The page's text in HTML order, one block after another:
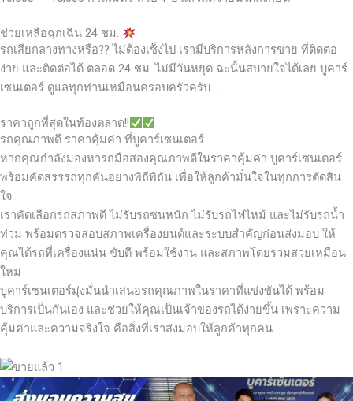
ช่วยเหลือฉุกเฉิน 24 ชม.
รถเสียกลางทางหรือ?? ไม่ต้องเซ็งไป เรามีบริการหลังการขาย ที่ติดต่อ
ง่าย และติดต่อได้ ตลอด 24 ชม. ไม่มีวันหยุด ฉะนั้นสบายใจได้เลย บูคาร์
เซนเตอร์ ดูแลทุกท่านเหมือนครอบครัวครับ…
ราคาถูกที่สุดในท้องตลาด!!
รถคุณภาพดี ราคาคุ้มค่า ที่บูคาร์เซนเตอร์
หากคุณกำลังมองหารถมือสองคุณภาพดีในราคาคุ้มค่า บูคาร์เซนเตอร์
พร้อมคัดสรรรถทุกคันอย่างพิถีพิถัน เพื่อให้ลูกค้ามั่นใจในทุกการตัดสิน
ใจ
เราคัดเลือกรถสภาพดี ไม่รับรถชนหนัก ไม่รับรถไฟไหม้ และไม่รับรถน้ำ
ท่วม พร้อมตรวจสอบสภาพเครื่องยนต์และระบบสำคัญก่อนส่งมอบ ให้
คุณได้รถที่เครื่องแน่น ขับดี พร้อมใช้งาน และสภาพโดยรวมสวยเหมือน
ใหม่
บูคาร์เซนเตอร์มุ่งมั่นนำเสนอรถคุณภาพในราคาที่แข่งขันได้ พร้อม
บริการเป็นกันเอง และช่วยให้คุณเป็นเจ้าของรถได้ง่ายขึ้น เพราะความ
คุ้มค่าและความจริงใจ คือสิ่งที่เราส่งมอบให้ลูกค้าทุกคน